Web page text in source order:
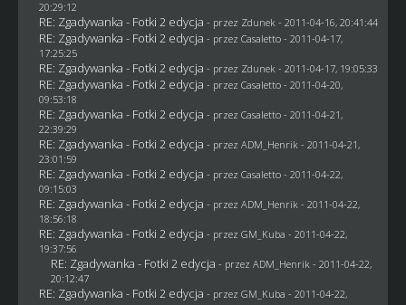
20:29:12
RE: Zgadywanka - Fotki 2 edycja - przez Zdunek - 2011-04-16, 20:41:44
RE: Zgadywanka - Fotki 2 edycja - przez Casaletto- 2011-04-17,
17:25:25
RE: Zgadywanka - Fotki 2 edycja - przez Zdunek - 2011-04-17, 19:05:33
RE: Zgadywanka - Fotki 2 edycja - przez Casaletto- 2011-04-20,
09:53:18
RE: Zgadywanka - Fotki 2 edycja - przez Casaletto- 2011-04-21,
22:39:29
RE: Zgadywanka - Fotki 2 edycja - przez ADM_Henrik - 2011-04-21,
23:01:59
RE: Zgadywanka - Fotki 2 edycja - przez Casaletto- 2011-04-22,
09:15:03
RE: Zgadywanka - Fotki 2 edycja - przez ADM_Henrik - 2011-04-22,
18:56:18
RE: Zgadywanka - Fotki 2 edycja - przez GM_Kuba - 2011-04-22,
19:37:56
RE: Zgadywanka - Fotki 2 edycja - przez ADM_Henrik - 2011-04-22,
20:12:47
RE: Zgadywanka - Fotki 2 edycja - przez GM_Kuba - 2011-04-22,